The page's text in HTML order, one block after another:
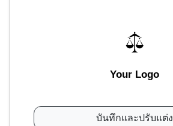
Your Logo
บันทึกและปรับแต่ง